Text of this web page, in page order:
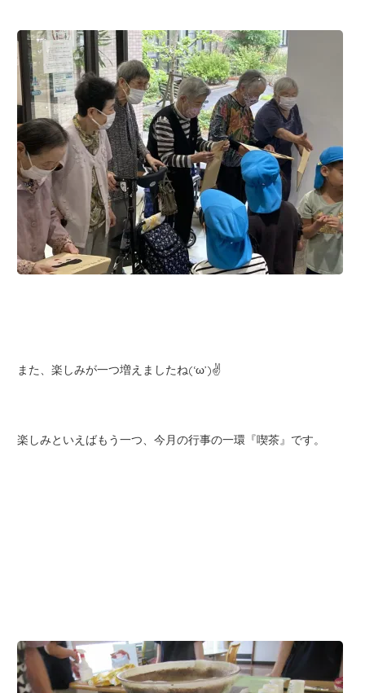
また、楽しみが一つ増えましたね(‘ω’)✌
楽しみといえばもう一つ、今月の行事の一環『喫茶』です。